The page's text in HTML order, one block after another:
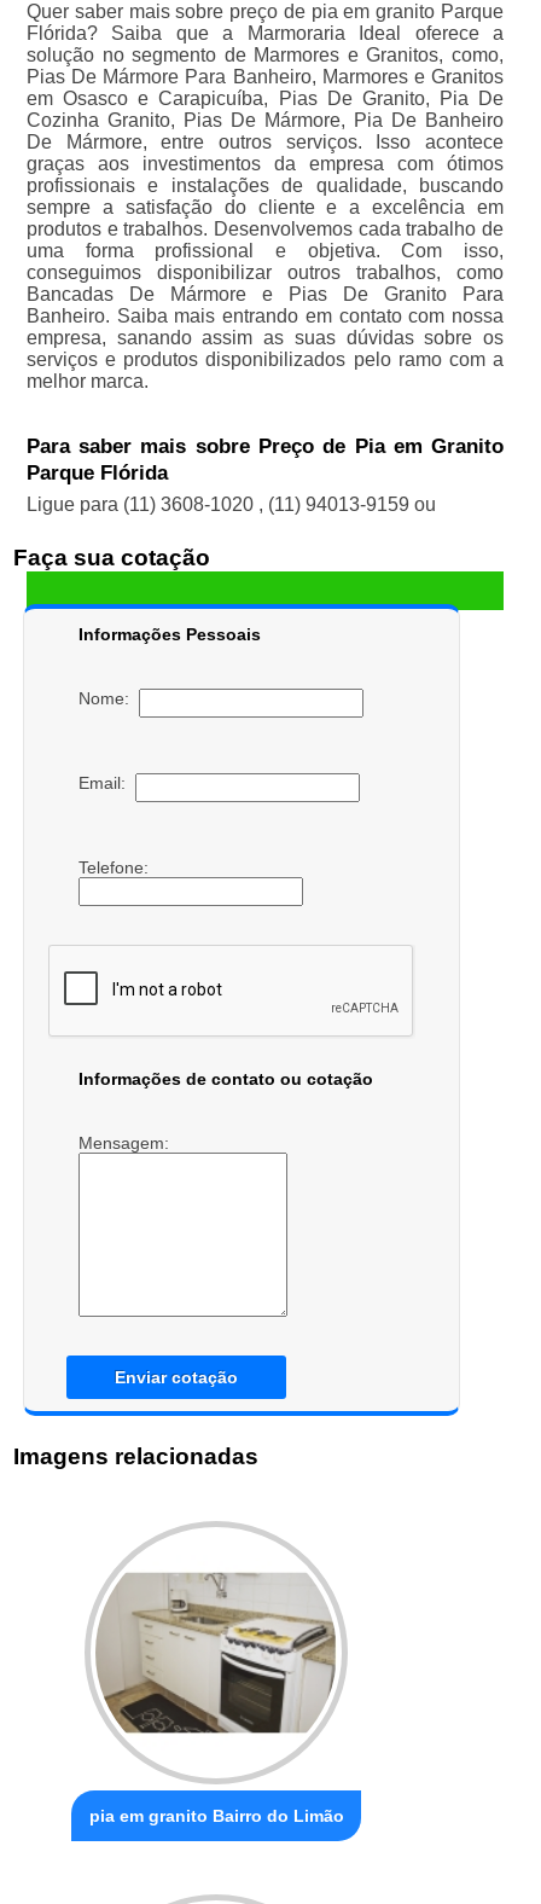
Quer saber mais sobre preço de pia em granito Parque
Flórida? Saiba que a Marmoraria Ideal oferece a
solução no segmento de Marmores e Granitos, como,
Pias De Mármore Para Banheiro, Marmores e Granitos
em Osasco e Carapicuíba, Pias De Granito, Pia De
Cozinha Granito, Pias De Mármore, Pia De Banheiro
De Mármore, entre outros serviços. Isso acontece
graças aos investimentos da empresa com ótimos
profissionais e instalações de qualidade, buscando
sempre a satisfação do cliente e a excelência em
produtos e trabalhos. Desenvolvemos cada trabalho de
uma forma profissional e objetiva. Com isso,
conseguimos disponibilizar outros trabalhos, como
Bancadas De Mármore e Pias De Granito Para
Banheiro. Saiba mais entrando em contato com nossa
empresa, sanando assim as suas dúvidas sobre os
serviços e produtos disponibilizados pelo ramo com a
melhor marca.
Para saber mais sobre Preço de Pia em Granito
Parque Flórida
Ligue para (11) 3608-1020 , (11) 94013-9159 ou
Faça sua cotação
Informações Pessoais
Nome:
Email:
Telefone:
Informações de contato ou cotação
Mensagem:
Enviar cotação
Imagens relacionadas
pia em granito Bairro do Limão